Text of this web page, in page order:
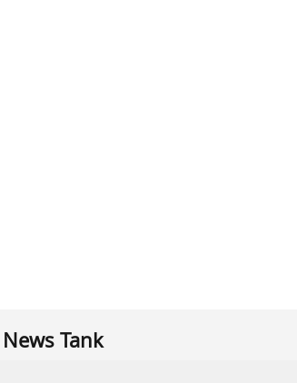
News Tank